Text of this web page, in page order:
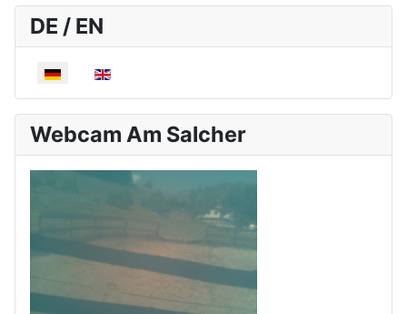
DE / EN
Sprache auswählen
Webcam Am Salcher